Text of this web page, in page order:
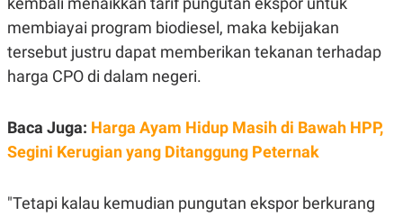
E
T
A
K
T
E
N
E
E
R
A
R
T
I
N
membiayai program biodiesel, maka kebijakan
tersebut justru dapat memberikan tekanan terhadap
harga CPO di dalam negeri.
Baca Juga: Harga Ayam Hidup Masih di Bawah HPP,
Segini Kerugian yang Ditanggung Peternak
"Tetapi kalau kemudian pungutan ekspor berkurang